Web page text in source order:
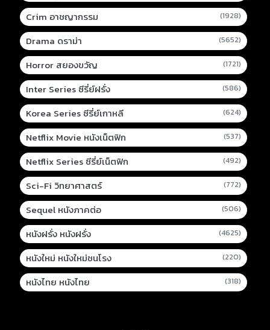
Crim อาชญากรรม (1928)
Drama ดราม่า (5652)
Horror สยองขวัญ (1721)
Inter Series ซีรี่ย์ฝรั่ง (586)
Korea Series ซีรี่ย์เกาหลี (624)
Netflix Movie หนังเน็ตฟิก (537)
Netflix Series ซีรี่ย์เน็ตฟิก (492)
Sci-Fi วิทยาศาสตร์ (772)
Sequel หนังภาคต่อ (506)
หนังฝรั่ง หนังฝรั่ง (4625)
หนังใหม่ หนังใหม่ชนโรง (220)
หนังไทย หนังไทย (318)